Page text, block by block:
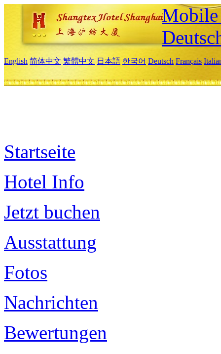
Mobile
English 简体中文 繁體中文 日本語 한국어 Deutsch Français
Startseite
Hotel Info
Jetzt buchen
Ausstattung
Fotos
Nachrichten
Bewertungen